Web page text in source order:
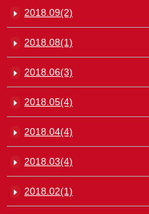
2018.09(2)
2018.08(1)
2018.06(3)
2018.05(4)
2018.04(4)
2018.03(4)
2018.02(1)